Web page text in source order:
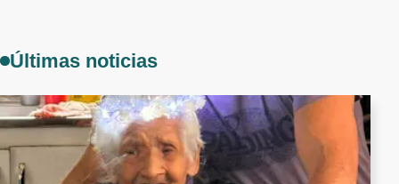
Últimas noticias